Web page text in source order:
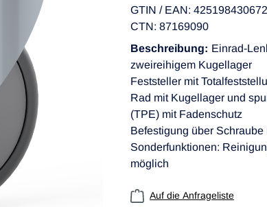
GTIN / EAN:
CTN: 87169090
Beschreibung: Einrad-
zweireihigem Kugellager
Feststeller mit
Rad mit Kugellager und
(TPE) mit Fadenschutz
Befestigung über Schraube
Sonderfunktionen:
möglich
Auf die Anfrageliste